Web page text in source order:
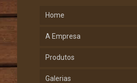
Home
A Empresa
Produtos
Galerias